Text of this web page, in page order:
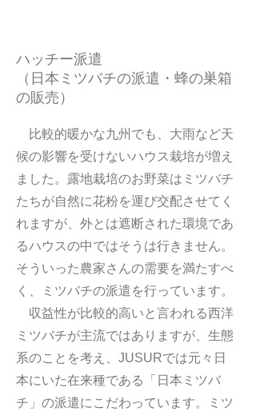
ハッチー派遣
（日本ミツバチの派遣・蜂の巣箱
の販売）
比較的暖かな九州でも、大雨など天
候の影響を受けないハウス栽培が増え
ました。露地栽培のお野菜はミツバチ
たちが自然に花粉を運び交配させてく
れますが、外とは遮断された環境であ
るハウスの中ではそうは行きません。
そういった農家さんの需要を満たすべ
く、ミツバチの派遣を行っています。
収益性が比較的高いと言われる西洋
ミツバチが主流ではありますが、生態
系のことを考え、JUSURでは元々日
本にいた在来種である「日本ミツバ
チ」の派遣にこだわっています。​ミツ